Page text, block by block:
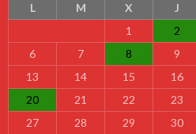
L M X J
1
2
6
7 8 9
13
14 15 16
20
21 22 23
27
28 29 30